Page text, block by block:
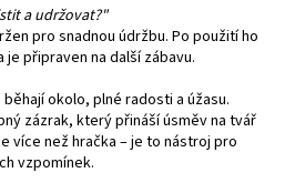
a udržovat?"
pro snadnou údržbu. Po použití ho
připraven na další zábavu.
okolo, plné radosti a úžasu.
zázrak, který přináší úsměv na tvář
více než hračka – je to nástroj pro
vzpomínek.